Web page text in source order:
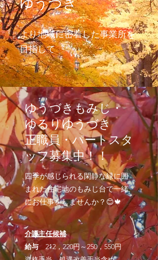
より地域に密着した事業所を
目指して
​ゆうづきもみじ・
ゆるりゆうづき
正職員・パートスタ
ッフ募集中！！
四季が感じられる閑静な緑に囲
まれた住宅地のもみじ台で一緒
にお仕事をしませんか？😊🍁
介護主任候補
給与212，220円～250，550円